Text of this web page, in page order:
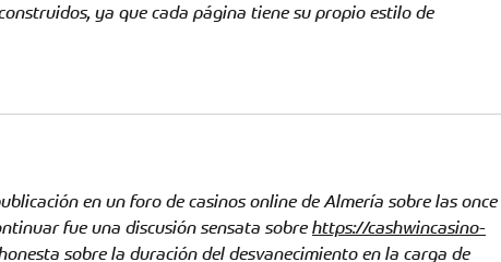
ya que cada página tiene su propio estilo de
en un foro de casinos online de Almería sobre las
fue una discusión sensata sobre https://cashwincasino-
sobre la duración del desvanecimiento en la carga de